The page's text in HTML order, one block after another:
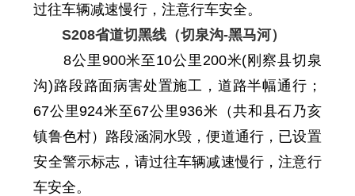
过往车辆减速慢行，注意行车安全。
S208省道切黑线 （切泉沟-黑马河）
8公里900米至10公里 200米(刚察县切泉
沟)路段路面病害处置施工，道路半幅通行 ；
67公里924米至67公里936米 （共和县石乃亥
镇鲁色村）路段涵洞水毁，便道通行 ， 已设置
安全警示标志，请过往车辆减速慢行，注意行
车安全。